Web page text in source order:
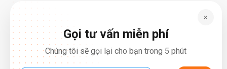
×
Gọi tư vấn miễn phí
Chúng tôi sẽ gọi lại cho bạn trong 5 phút